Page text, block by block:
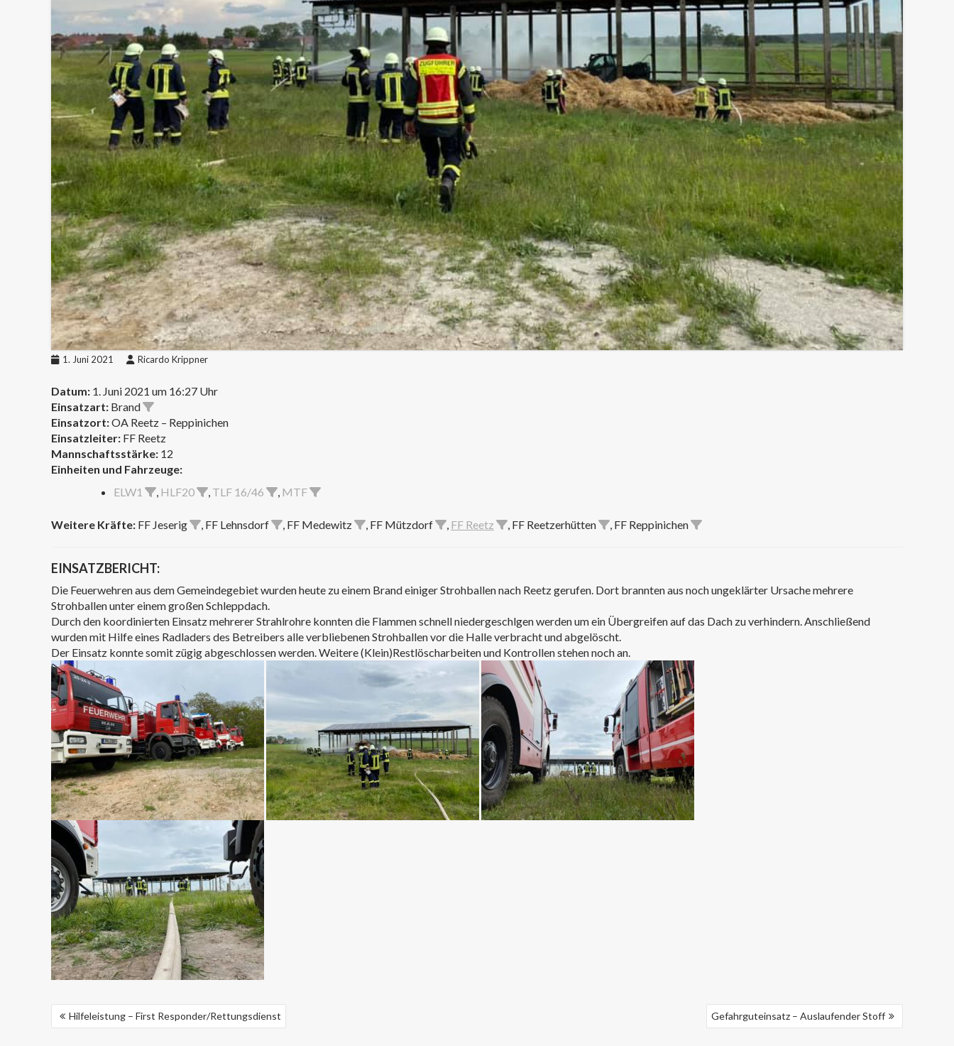
1. Juni 2021 Ricardo Krippner
Datum: 1. Juni 2021 um 16:27 Uhr
Einsatzart: Brand
Einsatzort:OA Reetz – Reppinichen
Einsatzleiter: FF Reetz
Mannschaftsstärke: 12
Einheiten und Fahrzeuge:
ELW1
, HLF20 , TLF 16/46 , MTF
Weitere Kräfte: FF Jeserig , FF Lehnsdorf , FF Medewitz , FF Mützdorf , FF Reetz , FF Reetzerhütten , FF Reppinichen
EINSATZBERICHT:
Die Feuerwehren aus dem Gemeindegebiet wurden heute zu einem Brand einiger Strohballen nach Reetz gerufen. Dort brannten aus noch ungeklärter Ursache mehrere
Strohballen unter einem großen Schleppdach.
Durch den koordinierten Einsatz mehrerer Strahlrohre konnten die Flammen schnell niedergeschlgen werden um ein Übergreifen auf das Dach zu verhindern. Anschließend
wurden mit Hilfe eines Radladers des Betreibers alle verbliebenen Strohballen vor die Halle verbracht und abgelöscht.
Der Einsatz konnte somit zügig abgeschlossen werden. Weitere (Klein)Restlöscharbeiten und Kontrollen stehen noch an.
BEITRAGSNAVIGATION
Hilfeleistung – First Responder/Rettungsdienst Gefahrguteinsatz – Auslaufender Stoff